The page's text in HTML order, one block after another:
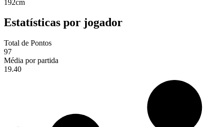
192cm
Estatísticas por jogador
Total de Pontos
97
Média por partida
19.40